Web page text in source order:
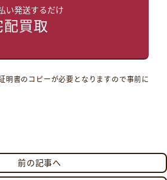
い発送するだけ
配買取
明書のコピーが必要となりますので事前に
前の記事へ